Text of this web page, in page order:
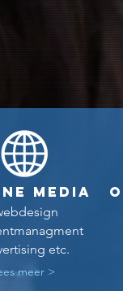
MEDIA
etc.
meer >
O